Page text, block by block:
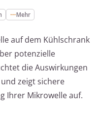
Mehr
auf dem Kühlschrank
potenzielle
die Auswirkungen
zeigt sichere
Ihrer Mikrowelle auf.